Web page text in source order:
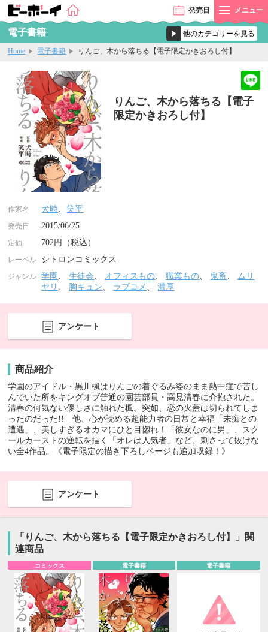
発売日 メニュー
電子書籍
Home 電子書籍 りんご、木から落ちる【電子限定かきおろし付】
りんご、木から落ちる【電子
限定かきおろし付】
作家名 犬時、笑平
発売日 2015/06/25
定価 702円（税込）
レーベル シトロンコミックス
ジャンル 学園 、生徒会、 オフィスもの、職業もの、 鬼畜、 ムリ
ヤリ 、 胸キュン、 ラブコメ 、濃厚
アンケート
商品紹介
学園のアイドル・黒川楓はりんごの着ぐるみ姿のまま熱中症で苦し
んでいた所をキングオブ普通の園芸部員・高見清春に介抱された。
清春の何気ない優しさに触れた楓。突如、恋の火蓋は切られてしま
ったのだった!! 他、心が読める超能力者の日常と幸福「未痴との
遭遇」、美しすぎるオカマにひと目惚れ！「彼女なのに男」、スク
ールカーストの逆転を描く「オレは人気者」など、刺さって抜けな
い全4作品。《電子限定の描き下ろしページも追加収録！》
アンケート
「りんご、木から落ちる【電子限定かきおろし付】」関
連商品
コミックス 電子書籍 電子書籍